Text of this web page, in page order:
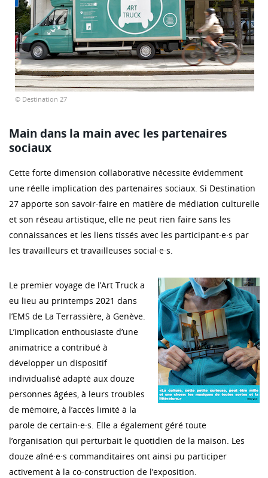
© Destination 27
Main dans la main avec les partenaires
sociaux
Cette forte dimension collaborative nécessite évidemment
une réelle implication des partenaires sociaux. Si Destination
27 apporte son savoir-faire en matière de médiation culturelle
et son réseau artistique, elle ne peut rien faire sans les
connaissances et les liens tissés avec les participant·e·s par
les travailleurs et travailleuses social·e·s.
Le premier voyage de l’Art Truck a
eu lieu au printemps 2021 dans
l’EMS de La Terrassière, à Genève.
L’implication enthousiaste d’une
animatrice a contribué à
développer un dispositif
individualisé adapté aux douze
personnes âgées, à leurs troubles
de mémoire, à l’accès limité à la
parole de certain·e·s. Elle a également géré toute
l’organisation qui perturbait le quotidien de la maison. Les
douze aîné·e·s commanditaires ont ainsi pu participer
activement à la co-construction de l’exposition.